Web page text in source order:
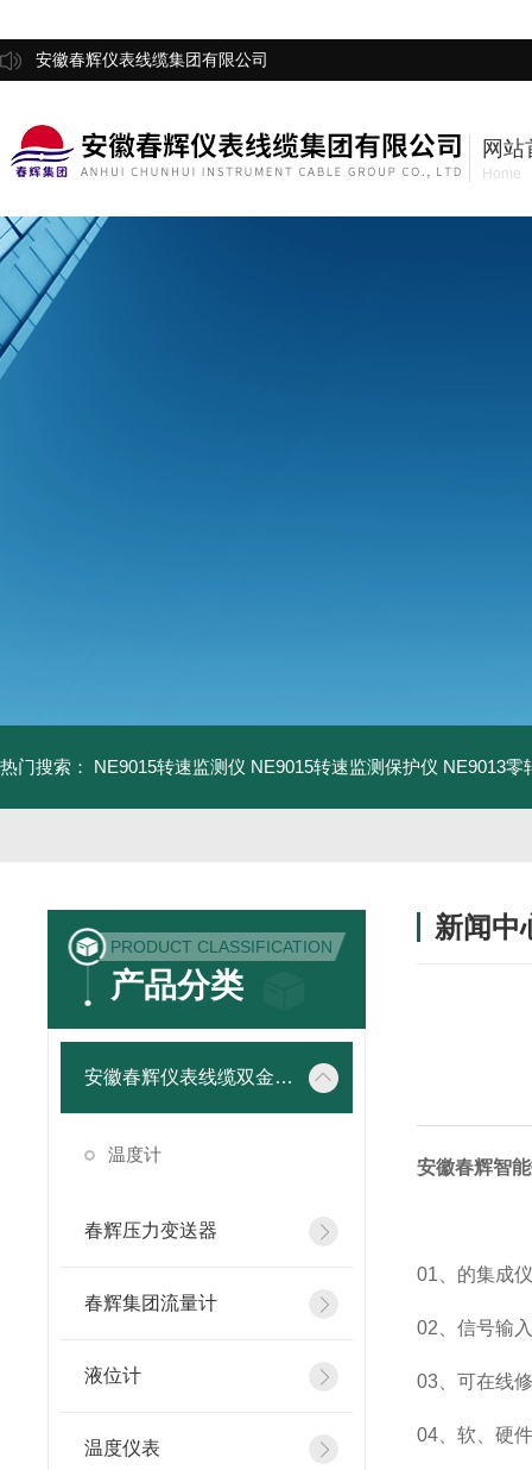
安徽春辉仪表线缆集团有限公司
网站
Home
热门搜索： NE9015转速监测仪 NE9015转速监测保护仪 NE9013零
PRODUCT CLASSIFICATION
产品分类
安徽春辉仪表线缆双金属温度计
温度计
春辉压力变送器
春辉集团流量计
液位计
温度仪表
新闻中
安徽春辉智
01、的集成
02、信号输
03、可在线
04、软、